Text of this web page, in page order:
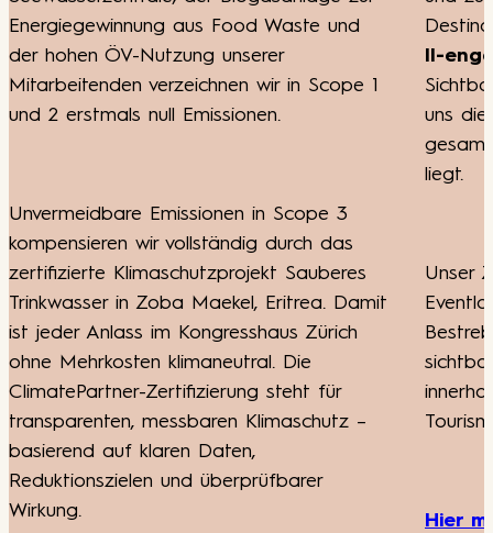
und
1
3
Damit
–
Destination. Mit der Teilnahme auf
Level
II-engagedstärken wir unsere
Sichtbarkeit nach aussen und zeigen, dass
uns die nachhaltige Entwicklung des
gesamten Standorts Zürich am Herzen
Unser Ziel ist es, als führende
Eventlocation in Zürich unsere
Bestrebungen im Bereich Nachhaltigkeit
sichtbar zu machen und eine Vorreiterrolle
innerhalb der Stadt und der Schweizer
Tourismuslandschaft einzunehmen.